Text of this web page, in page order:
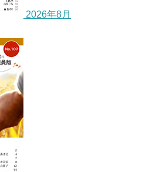
2026年8月